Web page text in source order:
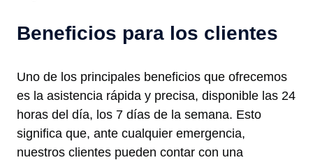
Beneficios para los clientes
Uno de los principales beneficios que ofrecemos
es la asistencia rápida y precisa, disponible las 24
horas del día, los 7 días de la semana. Esto
significa que, ante cualquier emergencia,
nuestros clientes pueden contar con una